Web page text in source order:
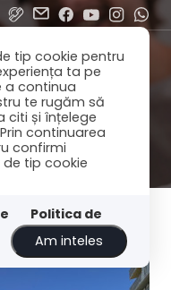
tip cookie pentru
ta pe
a continua
te rugăm să
citi și înțelege
continuarea
confirmi
tip cookie
Politica de
Am inteles